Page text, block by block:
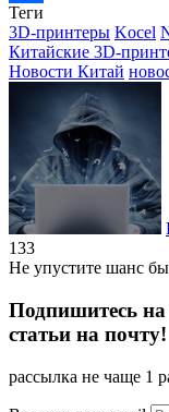
Отправить
Теги
3D-принтеры Kocel
Китайские 3D-
Новости Китай
133
Не упустите шанс
Подпишитесь
статьи на почту!
рассылка не чаще 1